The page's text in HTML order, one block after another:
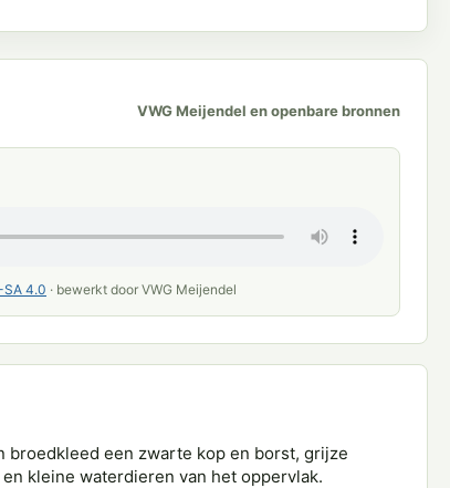
VWG Meijendel en openbare bronnen
SA 4.0 · bewerkt door VWG Meijendel
broedkleed een zwarte kop en borst, grijze
kleine waterdieren van het oppervlak.